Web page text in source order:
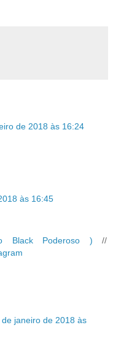
de 2018 às 16:24
às 16:45
Black Poderoso ) //
de janeiro de 2018 às